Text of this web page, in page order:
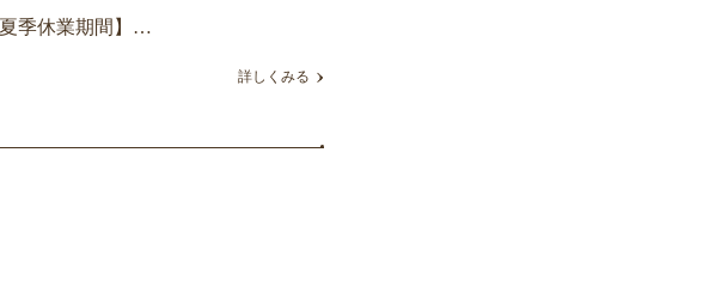
季休業期間】…
詳しくみる